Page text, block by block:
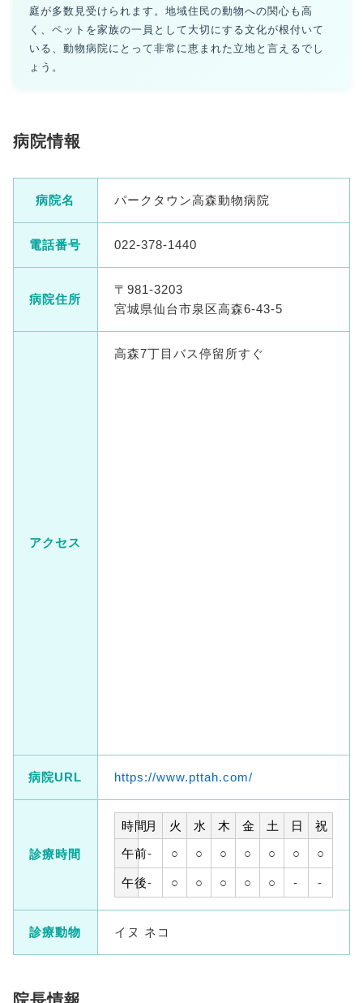
庭が多数見受けられます。地域住民の動物への関心も高
く、ペットを家族の一員として大切にする文化が根付いて
いる、動物病院にとって非常に恵まれた立地と言えるでし
ょう。
病院情報
病院名 パークタウン高森動物病院
電話番号 022-378-1440
病院住所
〒981-3203
宮城県仙台市泉区高森6-43-5
アクセス
高森7丁目バス停留所すぐ
病院URL https://www.pttah.com/
診療時間
時間月 火 水 木 金 土 日
祝
午前- ○ ○ ○ ○ ○ ○ ○
午後- ○ ○ ○ ○ ○ - -
診療動物 イヌ ネコ